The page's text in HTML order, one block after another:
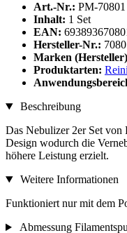
Art.-Nr.: PM-70801
Inhalt: 1 Set
EAN:
Hersteller-Nr.:
Marken
Produktarten:
Beschreibung
Das Nebulizer 2er Set von
Design wodurch die
höhere Leistung erzielt.
Weitere Informationen
Funktioniert nur mit dem
Abmessung